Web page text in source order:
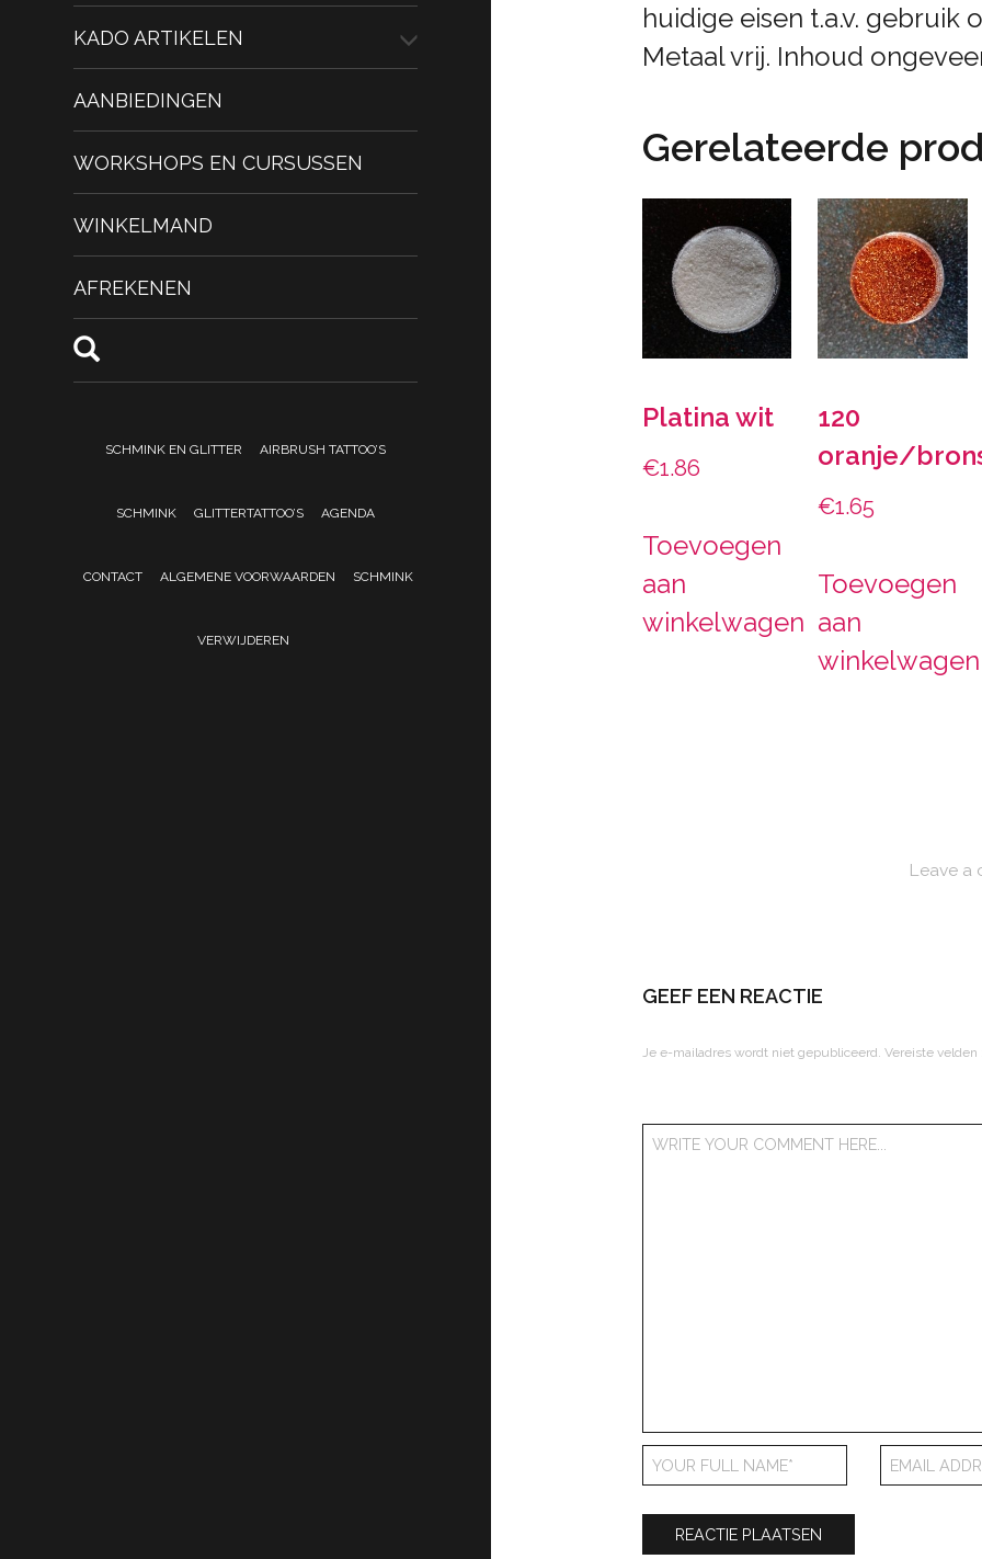
KADO ARTIKELEN
AANBIEDINGEN
WORKSHOPS EN CURSUSSEN
WINKELMAND
AFREKENEN
SCHMINK EN GLITTER AIRBRUSH TATTOO’S
SCHMINK GLITTERTATTOO’S AGENDA
CONTACT ALGEMENE VOORWAARDEN SCHMINK
VERWIJDEREN
huidige eisen t.a.v. gebruik
Metaal vrij. Inhoud
Gerelateerde
Platina wit
€1.86
Toevoegen
aan
winkelwagen
120
oranje/
€1.65
Toevoegen
aan
winkelwagen
Leave a
GEEF EEN REACTIE
Je e-mailadres wordt niet gepubliceerd. Vereiste